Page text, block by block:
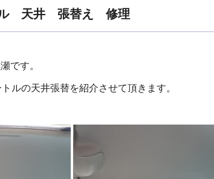
ル 天井 張替え 修理
です。
ルの天井張替を紹介させて頂きます。